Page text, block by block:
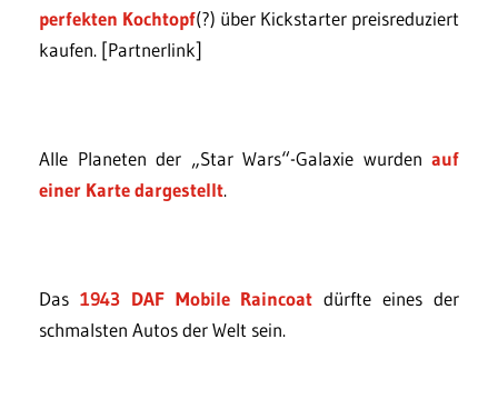
perfekten Kochtopf(?) über Kickstarter preisreduziert
kaufen. [Partnerlink]
Alle Planeten der „Star Wars“-Galaxie wurden auf
einer Karte dargestellt.
Das 1943 DAF Mobile Raincoat dürfte eines der
schmalsten Autos der Welt sein.